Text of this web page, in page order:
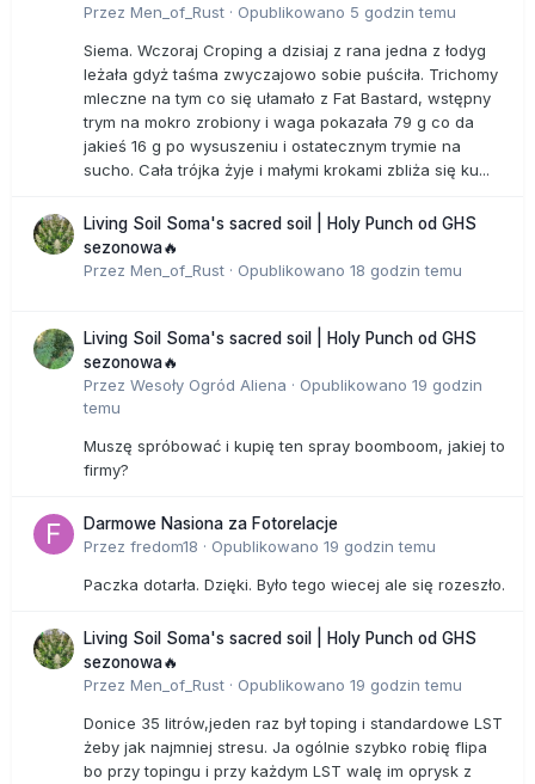
Przez Men_of_Rust · Opublikowano 5 godzin temu
Siema. Wczoraj Croping a dzisiaj z rana jedna z łodyg
leżała gdyż taśma zwyczajowo sobie puściła. Trichomy
mleczne na tym co się ułamało z Fat Bastard, wstępny
trym na mokro zrobiony i waga pokazała 79 g co da
jakieś 16 g po wysuszeniu i ostatecznym trymie na
sucho. Cała trójka żyje i małymi krokami zbliża się ku...
Living Soil Soma's sacred soil | Holy Punch od GHS
sezonowa🔥
Przez Men_of_Rust · Opublikowano 18 godzin temu
Living Soil Soma's sacred soil | Holy Punch od GHS
sezonowa🔥
Przez Wesoły Ogród Aliena · Opublikowano 19 godzin
temu
Muszę spróbować i kupię ten spray boomboom, jakiej to
firmy?
Darmowe Nasiona za Fotorelacje
Przez fredom18 · Opublikowano 19 godzin temu
Paczka dotarła. Dzięki. Było tego wiecej ale się rozeszło.
Living Soil Soma's sacred soil | Holy Punch od GHS
sezonowa🔥
Przez Men_of_Rust · Opublikowano 19 godzin temu
Donice 35 litrów,jeden raz był toping i standardowe LST
żeby jak najmniej stresu. Ja ogólnie szybko robię flipa
bo przy topingu i przy każdym LST walę im oprysk z